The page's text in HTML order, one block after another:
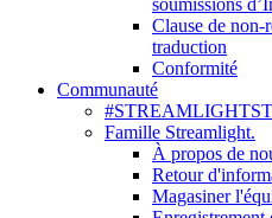
soumissions
Clause de non-
traduction
Conformité
Communauté
Famille Streamlight.
À propos de
Retour
Magasiner